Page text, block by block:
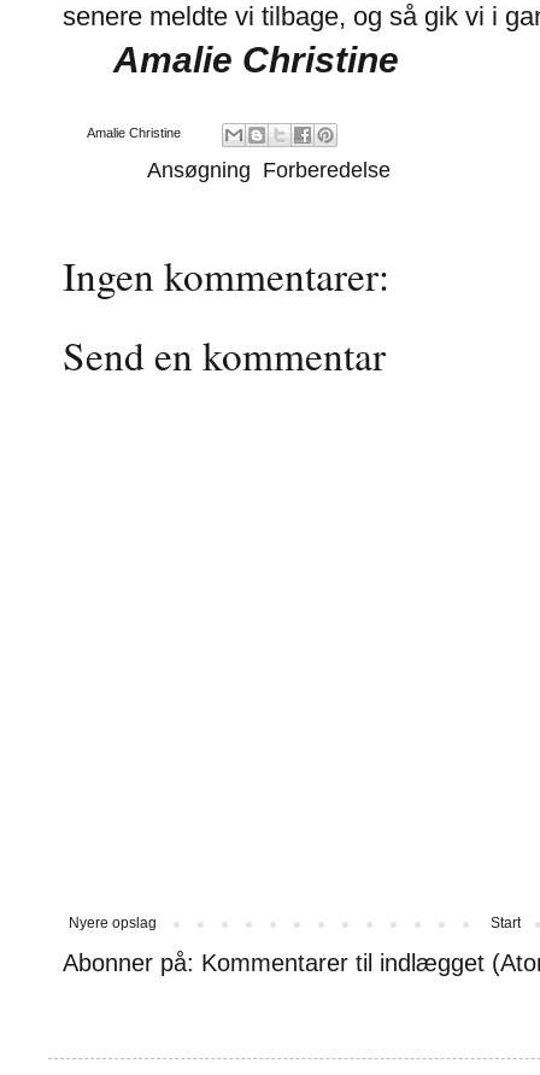
senere meldte vi tilbage, og så gik vi i
Amalie Christine
Amalie Christine
Ansøgning Forberedelse
Ingen kommentarer:
Send en kommentar
Nyere opslag Start
Abonner på: Kommentarer til indlægget